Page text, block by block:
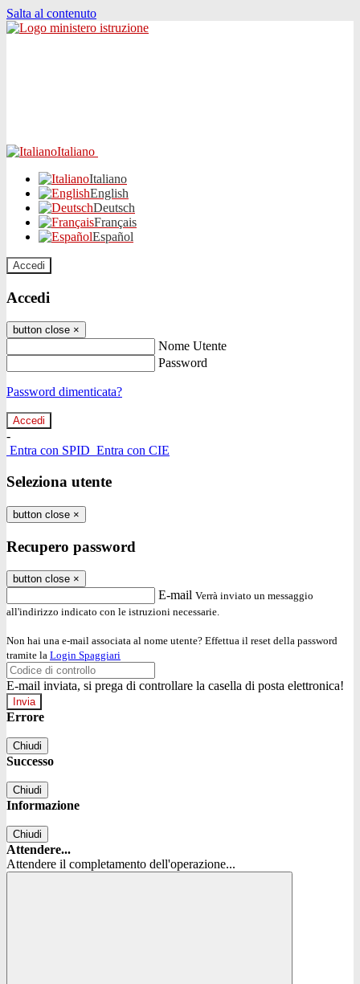
Salta al contenuto
Italiano
Italiano
English
Deutsch
Français
Español
Accedi
Accedi
button close ×
Nome Utente
Password
Password dimenticata?
-
Entra con SPID Entra con CIE
Seleziona utente
button close ×
Recupero password
button close ×
E-mail Verrà inviato un messaggio
all'indirizzo indicato con le istruzioni necessarie.
Non hai una e-mail associata al nome utente? Effettua il reset della password
tramite la Login Spaggiari
E-mail inviata, si prega di controllare la casella di posta elettronica!
Errore
Chiudi
Successo
Chiudi
Informazione
Chiudi
Attendere...
Attendere il completamento dell'operazione...